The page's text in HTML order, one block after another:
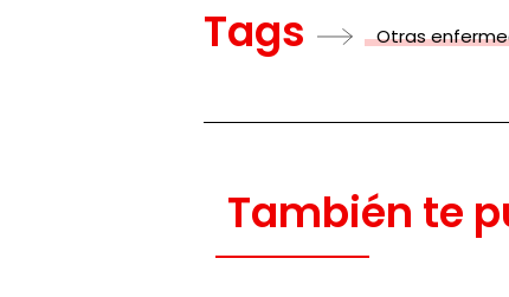
Tags Otras
También te